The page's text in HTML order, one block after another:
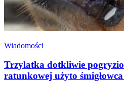
Wiadomości
Trzylatka dotkliwie
ratunkowej użyto